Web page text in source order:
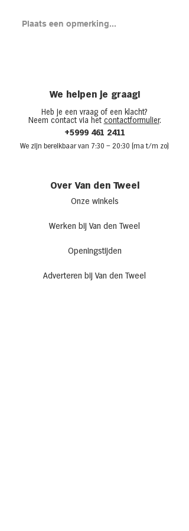
Plaats een opmerking...
We helpen je graag!
Heb je een vraag of een klacht?
Neem contact via het contactformulier.
+5999 461 2411
We zijn bereikbaar van 7:30 – 20:30 (ma t/m zo)
Over Van den Tweel
Onze winkels
Werken bij Van den Tweel
Openingstijden
Adverteren bij Van den Tweel